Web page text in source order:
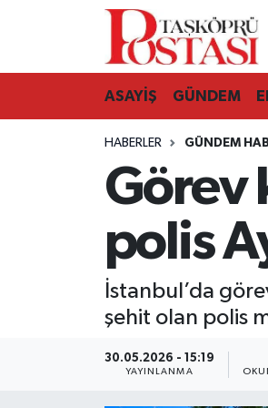
ASAYİŞ GÜNDEM
HABERLER GÜNDEM
Görev
polis
İstanbul’da
şehit olan polis
30.05.2026 - 15:19
YAYINLANMA
Kastamonu Vefat Edenler
Araç Haberleri
Azdavay Haberleri
Bozkurt Haberleri